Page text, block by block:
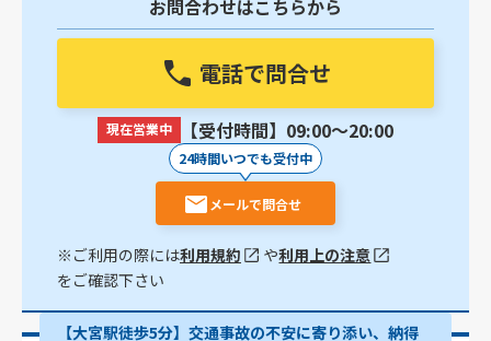
お問合わせはこちらから
電話で問合せ
現在営業中 【受付時間】09:00〜20:00
24時間いつでも受付中
メールで問合せ
※ご利用の際には利用規約 や利用上の注意
をご確認下さい
【大宮駅徒歩5分】交通事故の不安に寄り添い、納得